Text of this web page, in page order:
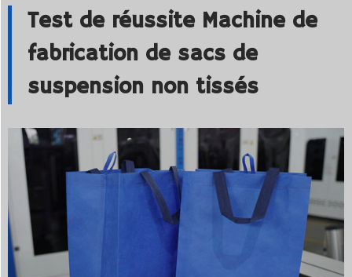
Test de réussite Machine de
fabrication de sacs de
suspension non tissés